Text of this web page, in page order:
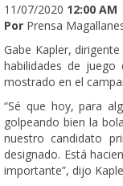
11/07/2020 12:00 AM
Por Prensa
Gabe Kapler,
habilidades de
mostrado en el
“Sé que hoy, para
golpeando bien la
nuestro candidato
designado. Está
importante”, dijo